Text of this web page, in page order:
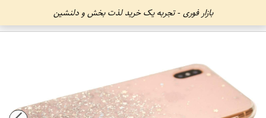
بازار فوری - تجربه یک خرید لذت بخش و دلنشین